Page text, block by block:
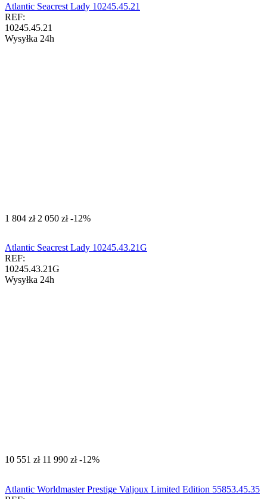
Atlantic Seacrest Lady 10245.45.21
REF:
10245.45.21
Wysyłka 24h
‍1 804‍ zł ‍2 050‍ zł -12%
Atlantic Seacrest Lady 10245.43.21G
REF:
10245.43.21G
Wysyłka 24h
‍10 551‍ zł ‍11 990‍ zł -12%
Atlantic Worldmaster Prestige Valjoux Limited Edition 55853.45.35